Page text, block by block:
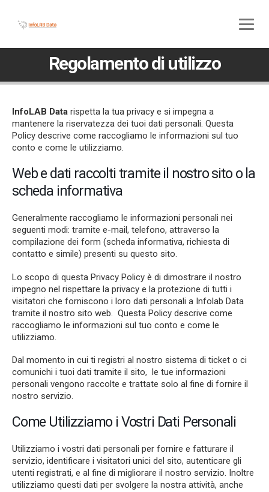
Regolamento di utilizzo
InfoLAB Data rispetta la tua privacy e si impegna a
mantenere la riservatezza dei tuoi dati personali. Questa
Policy descrive come raccogliamo le informazioni sul tuo
conto e come le utilizziamo.
Web e dati raccolti tramite il nostro sito o la
scheda informativa
Generalmente raccogliamo le informazioni personali nei
seguenti modi: tramite e-mail, telefono, attraverso la
compilazione dei form (scheda informativa, richiesta di
contatto e simile) presenti su questo sito.
Lo scopo di questa Privacy Policy è di dimostrare il nostro
impegno nel rispettare la privacy e la protezione di tutti i
visitatori che forniscono i loro dati personali a Infolab Data
tramite il nostro sito web. Questa Policy descrive come
raccogliamo le informazioni sul tuo conto e come le
utilizziamo.
Dal momento in cui ti registri al nostro sistema di ticket o ci
comunichi i tuoi dati tramite il sito, le tue informazioni
personali vengono raccolte e trattate solo al fine di fornire il
nostro servizio.
Come Utilizziamo i Vostri Dati Personali
Utilizziamo i vostri dati personali per fornire e fatturare il
servizio, identificare i visitatori unici del sito, autenticare gli
utenti registrati, e al fine di migliorare il nostro servizio. Inoltre
utilizziamo questi dati per svolgere la nostra attività, anche